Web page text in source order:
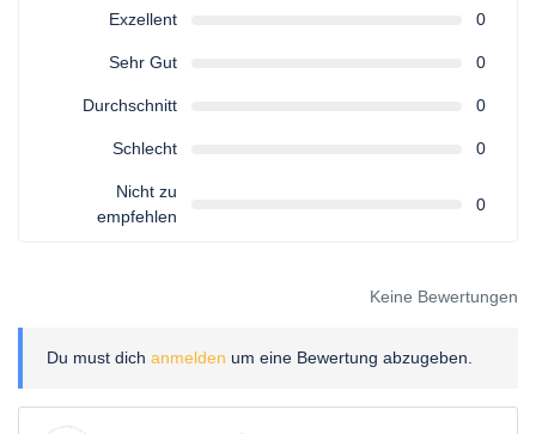
Exzellent 0
Sehr Gut 0
Durchschnitt 0
Schlecht 0
Nicht zu
empfehlen
0
Keine Bewertungen
Du must dich anmelden um eine Bewertung abzugeben.